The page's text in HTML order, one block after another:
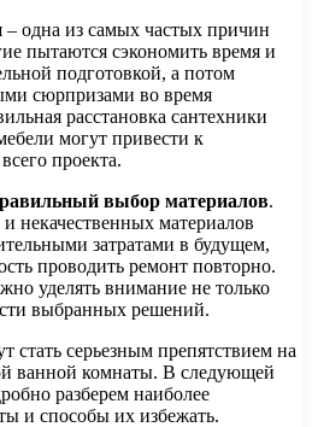
– одна из самых частых причин
пытаются сэкономить время и
подготовкой, а потом
сюрпризами во время
расстановка сантехники
могут привести к
проекта.
выбор материалов.
некачественных материалов
затратами в будущем,
проводить ремонт повторно.
уделять внимание не только
выбранных решений.
стать серьезным препятствием на
ванной комнаты. В следующей
разберем наиболее
и способы их избежать.